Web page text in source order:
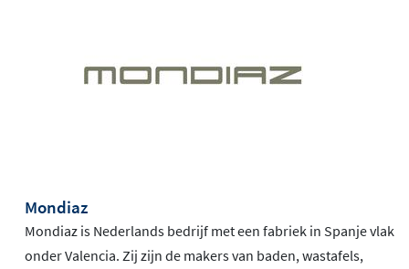
Mondiaz
Mondiaz is Nederlands bedrijf met een fabriek in Spanje vlak
onder Valencia. Zij zijn de makers van baden, wastafels,